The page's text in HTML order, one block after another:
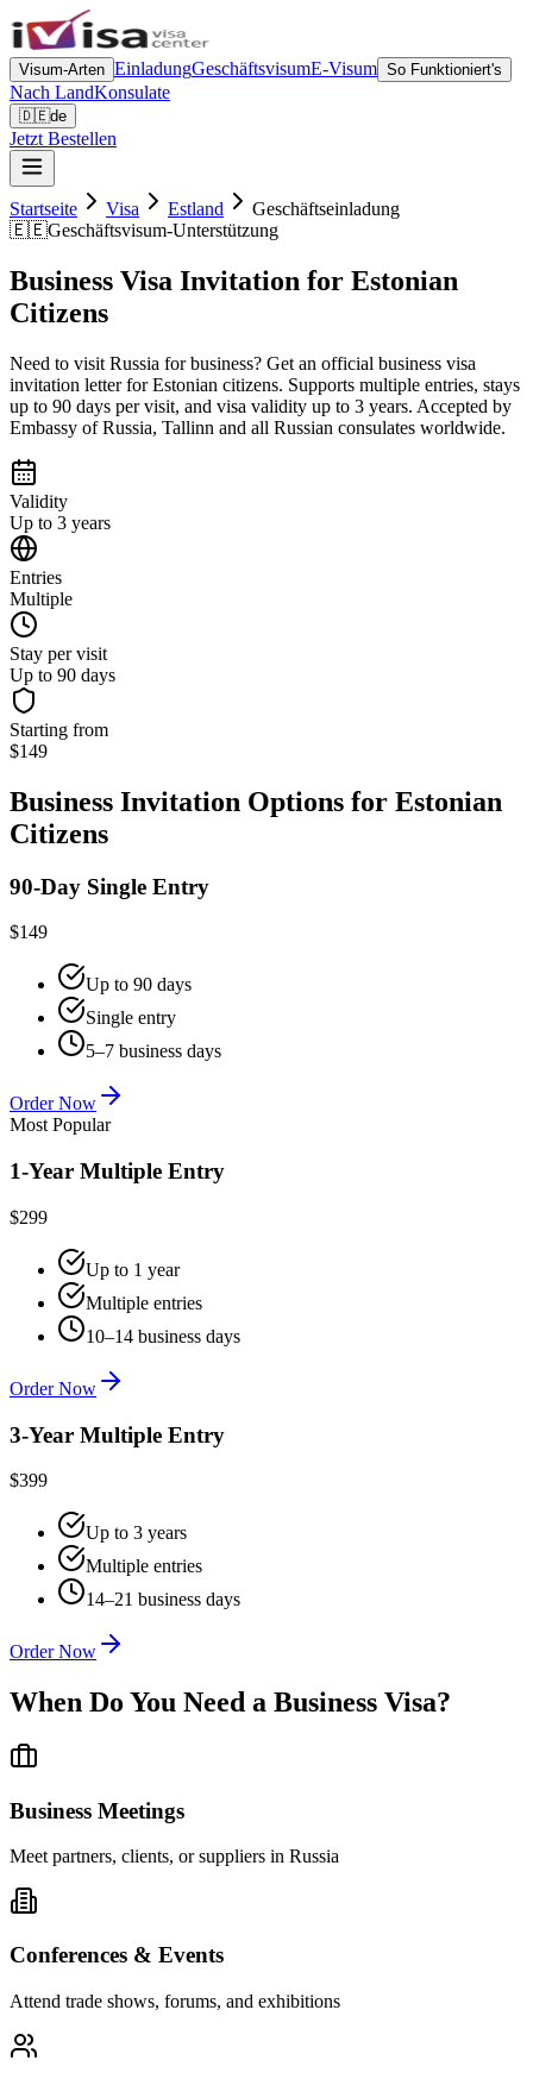
Visum-Arten EinladungGeschäftsvisumE-Visum So Funktioniert's
Nach LandKonsulate
🇩🇪de
Jetzt Bestellen
Startseite Visa Estland
Geschäftseinladung
🇪🇪Geschäftsvisum-Unterstützung
Business Visa Invitation for Estonian
Citizens
Need to visit Russia for business? Get an official business visa
invitation letter for Estonian citizens. Supports multiple entries, stays
up to 90 days per visit, and visa validity up to 3 years. Accepted by
Embassy of Russia, Tallinn and all Russian consulates worldwide.
Validity
Up to 3 years
Entries
Multiple
Stay per visit
Up to 90 days
Starting from
$149
Business Invitation Options for Estonian
Citizens
90-Day Single Entry
$149
Up to 90 days
Single entry
5–7 business days
Order Now
Most Popular
1-Year Multiple Entry
$299
Up to 1 year
Multiple entries
10–14 business days
Order Now
3-Year Multiple Entry
$399
Up to 3 years
Multiple entries
14–21 business days
Order Now
When Do You Need a Business Visa?
Business Meetings
Meet partners, clients, or suppliers in Russia
Conferences & Events
Attend trade shows, forums, and exhibitions